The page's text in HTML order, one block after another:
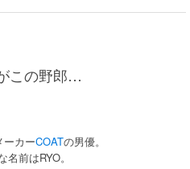
この野郎…
ーカーCOATの男優。
前はRYO。